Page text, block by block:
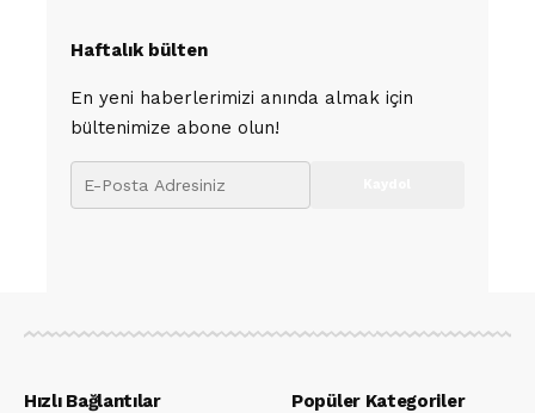
Haftalık bülten
En yeni haberlerimizi anında almak için
bültenimize abone olun!
Hızlı Bağlantılar Popüler Kategoriler